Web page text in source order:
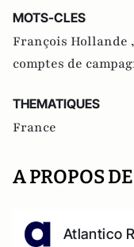
MOTS-CLES
François Hollande ,
comptes de
THEMATIQUES
France
A PROPOS
Atlantico